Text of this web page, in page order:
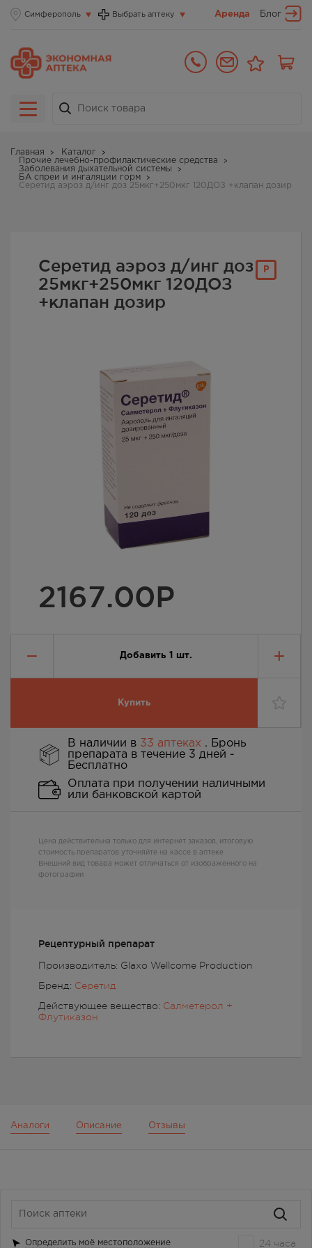
Симферополь Выбрать аптеку Аренда Блог
Главная
Каталог
Прочие лечебно-профилактические средства
Заболевания дыхательной системы
БА спреи и ингаляции горм
Серетид аэроз д/инг доз 25мкг+250мкг 120ДОЗ +клапан дозир
Р
Серетид аэроз д/инг доз
25мкг+250мкг 120ДОЗ
+клапан дозир
2167.00Р
Добавить 1 шт.
Купить
Рецептурный препарат
Производитель: Glaxo Wellcome Production
Бренд: Серетид
Действующее вещество: Салметерол +
Флутиказон
В наличии в 33 аптеках . Бронь
препарата в течение 3 дней -
Бесплатно
Оплата при получении наличными
или банковской картой
Цена действительна только для интернет заказов, итоговую
стоимость препаратов уточняйте на кассе в аптеке
Внешний вид товара может отличаться от изображенного на
фотографии
Аналоги Описание Отзывы
Определить моё местоположение 24 часа